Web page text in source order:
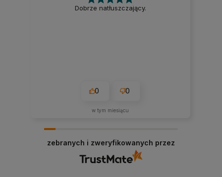
Dobrze natłuszczający.
0 0
w tym miesiącu
zebranych i zweryfikowanych przez